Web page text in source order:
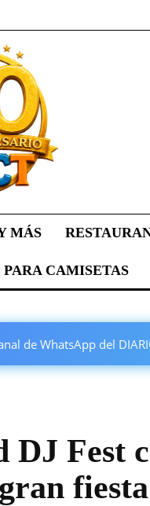
MÁS
CAMISETAS
de WhatsApp del
DJ Fest